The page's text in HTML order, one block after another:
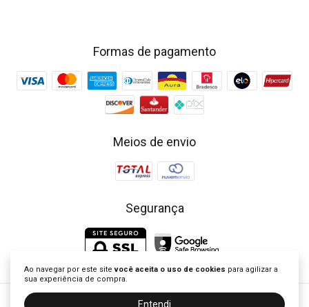
Ao navegar por este sitevocê aceita o uso de cookies para agilizar a
sua experiência de compra.
Entendi
Formas de pagamento
Meios de envio
Segurança